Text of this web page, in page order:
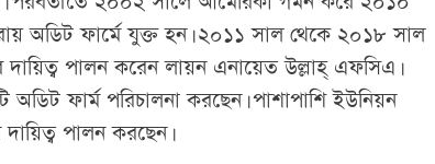
অডিট ফার্মে যুক্ত হন। ২০১১ সাল থেকে ২০১৮ সাল
পালন করেন লায়ন এনায়েত উল্লাহ্ এফসিএ।
ফার্ম পরিচালনা করছেন। পাশাপাশি ইউনিয়ন
পালন করছেন।